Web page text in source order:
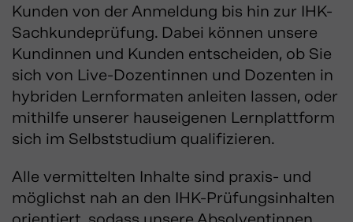
Kunden von der Anmeldung bis hin zur IHK-
Sachkundeprüfung. Dabei können unsere
Kundinnen und Kunden entscheiden, ob Sie
sich von Live-Dozentinnen und Dozenten in
hybriden Lernformaten anleiten lassen, oder
mithilfe unserer hauseigenen Lernplattform
sich im Selbststudium qualifizieren.
Alle vermittelten Inhalte sind praxis- und
möglichst nah an den IHK-Prüfungsinhalten